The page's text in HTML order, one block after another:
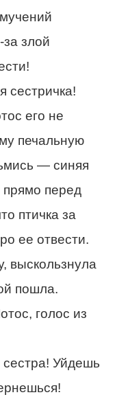
злой
сестричка!
его не
печальную
— синяя
прямо перед
птичка за
ее отвести.
выскользнула
пошла.
голос из
Уйдешь